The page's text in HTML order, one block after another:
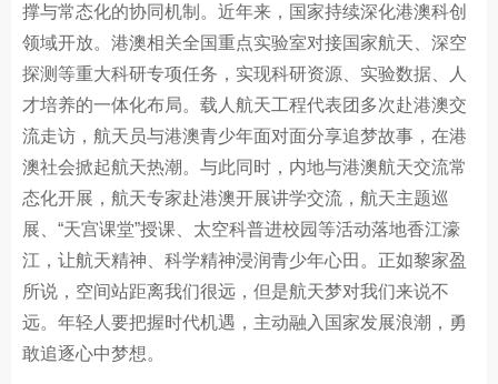
撑与常态化的协同机制。近年来，国家持续深化港澳科创
领域开放。港澳相关全国重点实验室对接国家航天、深空
探测等重大科研专项任务，实现科研资源、实验数据、人
才培养的一体化布局。载人航天工程代表团多次赴港澳交
流走访，航天员与港澳青少年面对面分享追梦故事，在港
澳社会掀起航天热潮。与此同时，内地与港澳航天交流常
态化开展，航天专家赴港澳开展讲学交流，航天主题巡
展、“天宫课堂”授课、太空科普进校园等活动落地香江濠
江，让航天精神、科学精神浸润青少年心田。正如黎家盈
所说，空间站距离我们很远，但是航天梦对我们来说不
远。年轻人要把握时代机遇，主动融入国家发展浪潮，勇
敢追逐心中梦想。